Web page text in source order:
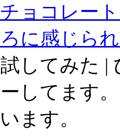
ョコレー
に感じら
してみた
してます
ます。